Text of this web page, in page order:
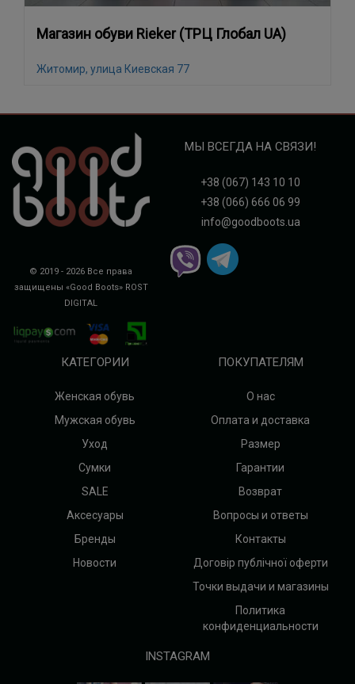
Магазин обуви Rieker (ТРЦ Глобал UA)
Житомир, улица Киевская 77
© 2019 - 2026 Все права
защищены «Good Boots» ROST
DIGITAL
МЫ ВСЕГДА НА СВЯЗИ!
+38 (067) 143 10 10
+38 (066) 666 06 99
info@goodboots.ua
КАТЕГОРИИ
Женская обувь
Мужская обувь
Уход
Сумки
SALE
Аксесуары
Бренды
Новости
ПОКУПАТЕЛЯМ
О нас
Оплата и доставка
Размер
Гарантии
Возврат
Вопросы и ответы
Контакты
Договір публічної оферти
Точки выдачи и магазины
Политика
конфиденциальности
INSTAGRAM